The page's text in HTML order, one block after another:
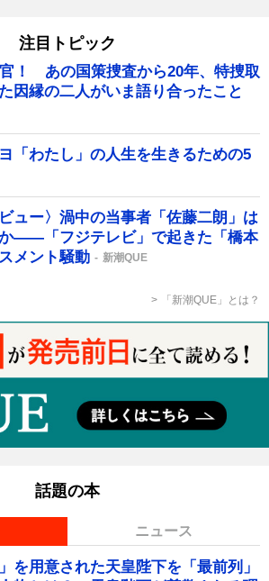
注目トピック
！ あの国策捜査から20年、特捜取
因縁の二人がいま語り合ったこと
「わたし」の人生を生きるための5
ュー〉渦中の当事者「佐藤二朗」は
――「フジテレビ」で起きた「橋本
メント騒動
新潮QUE
「新潮QUE」とは？
話題の本
ニュース
を用意された天皇陛下を「最前列」